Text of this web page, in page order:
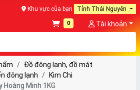
Khu vực của bạn Tỉnh Thái Nguyên
0 Tài khoản
Đồ đông lạnh, đồ mát
đông lạnh
Kim Chi
Hoàng Minh 1KG